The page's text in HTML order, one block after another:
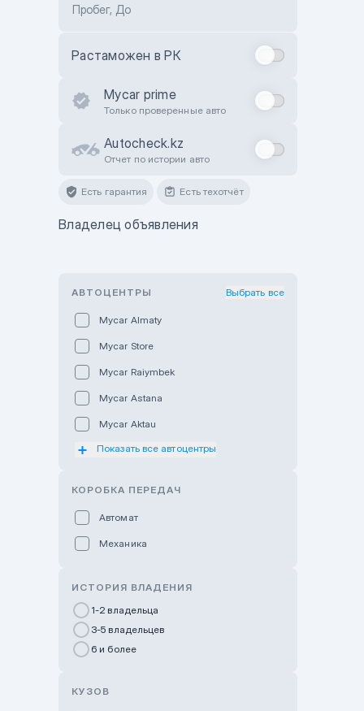
Пробег, До
Растаможен в РК
Mycar prime
Только проверенные авто
Autocheck.kz
Отчет по истории авто
Есть гарантия Есть техотчёт
Владелец объявления
АВТОЦЕНТРЫ Выбрать все
Mycar Almaty
Mycar Store
Mycar Raiymbek
Mycar Astana
Mycar Aktau
Mycar Uralsk
GWM Nurly Zhol
Chery Astana
Показать все автоцентры
КОРОБКА ПЕРЕДАЧ
Автомат
Механика
ИСТОРИЯ ВЛАДЕНИЯ
1-2 владельца
3-5 владельцев
6 и более
КУЗОВ